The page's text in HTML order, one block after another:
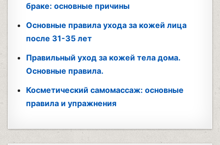
браке: основные причины
Основные правила ухода за кожей лица
после 31-35 лет
Правильный уход за кожей тела дома.
Основные правила.
Косметический самомассаж: основные
правила и упражнения